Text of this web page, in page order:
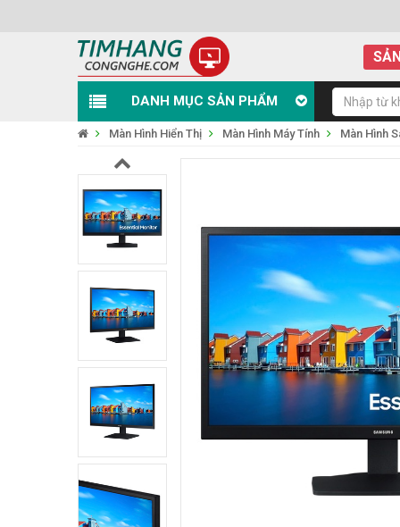
DANH MỤC SẢN PHẨM
Màn Hình Hiển Thị Màn Hình Máy Tính Màn Hình